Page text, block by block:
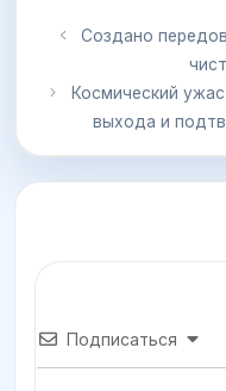
Создано
Космический
выхода и
Подписаться